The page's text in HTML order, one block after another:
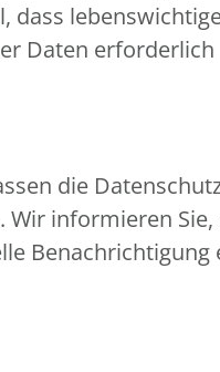
dass
Daten erforderlich
die
informieren